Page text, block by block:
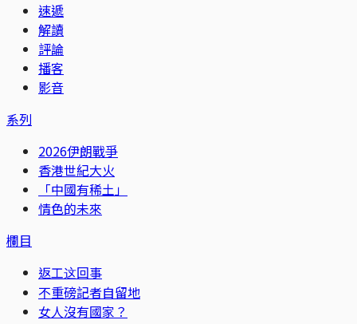
速遞
解讀
評論
播客
影音
系列
2026伊朗戰爭
香港世紀大火
「中國有稀土」
情色的未來
欄目
返工这回事
不重磅記者自留地
女人沒有國家？